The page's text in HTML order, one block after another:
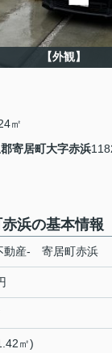
【外観】
㎡
寄居町大字赤浜
浜の基本情報
動産- 寄居町赤浜
㎡)